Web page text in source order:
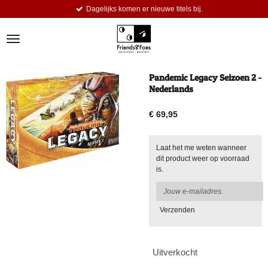
de
Dagelijks komen er nieuwe titels bij.
Pandemic Legacy Seizoen 2 -
Nederlands
€ 69,95
Laat het me weten wanneer
dit product weer op voorraad
is.
Verzenden
Uitverkocht